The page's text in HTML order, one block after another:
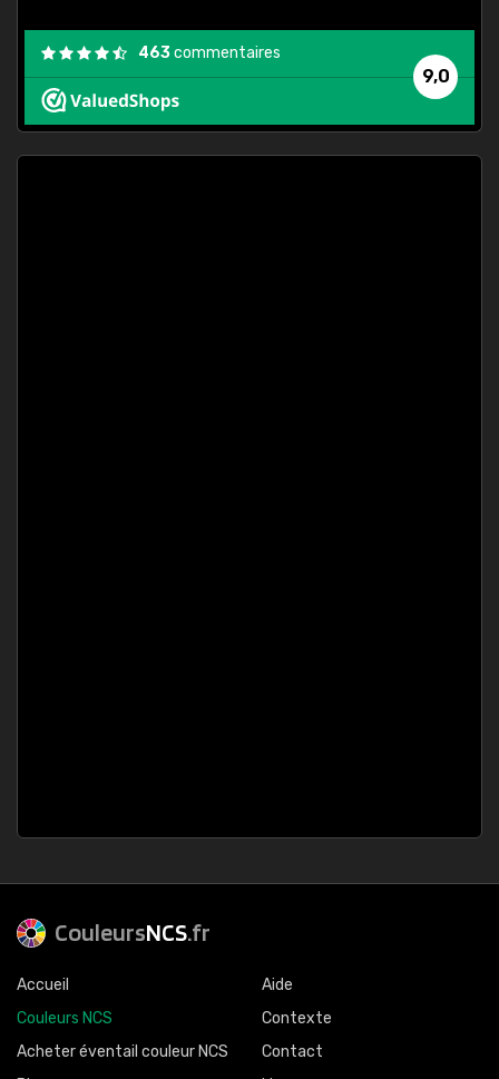
9,0
463commentaires
CouleursNCS.fr
Accueil
Couleurs NCS
Acheter éventail couleur NCS
Aide
Contexte
Contact